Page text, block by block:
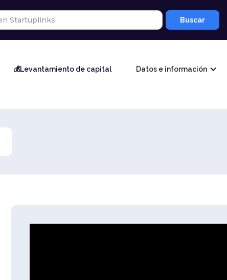
💰Levantamiento de capital Datos e información